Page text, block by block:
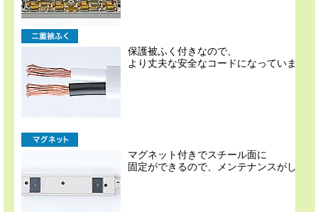
保護被ふく付きなので、
より丈夫な安全なコードになっています。
マグネット付きでスチール面に
固定ができるので、メンテナンスがしや